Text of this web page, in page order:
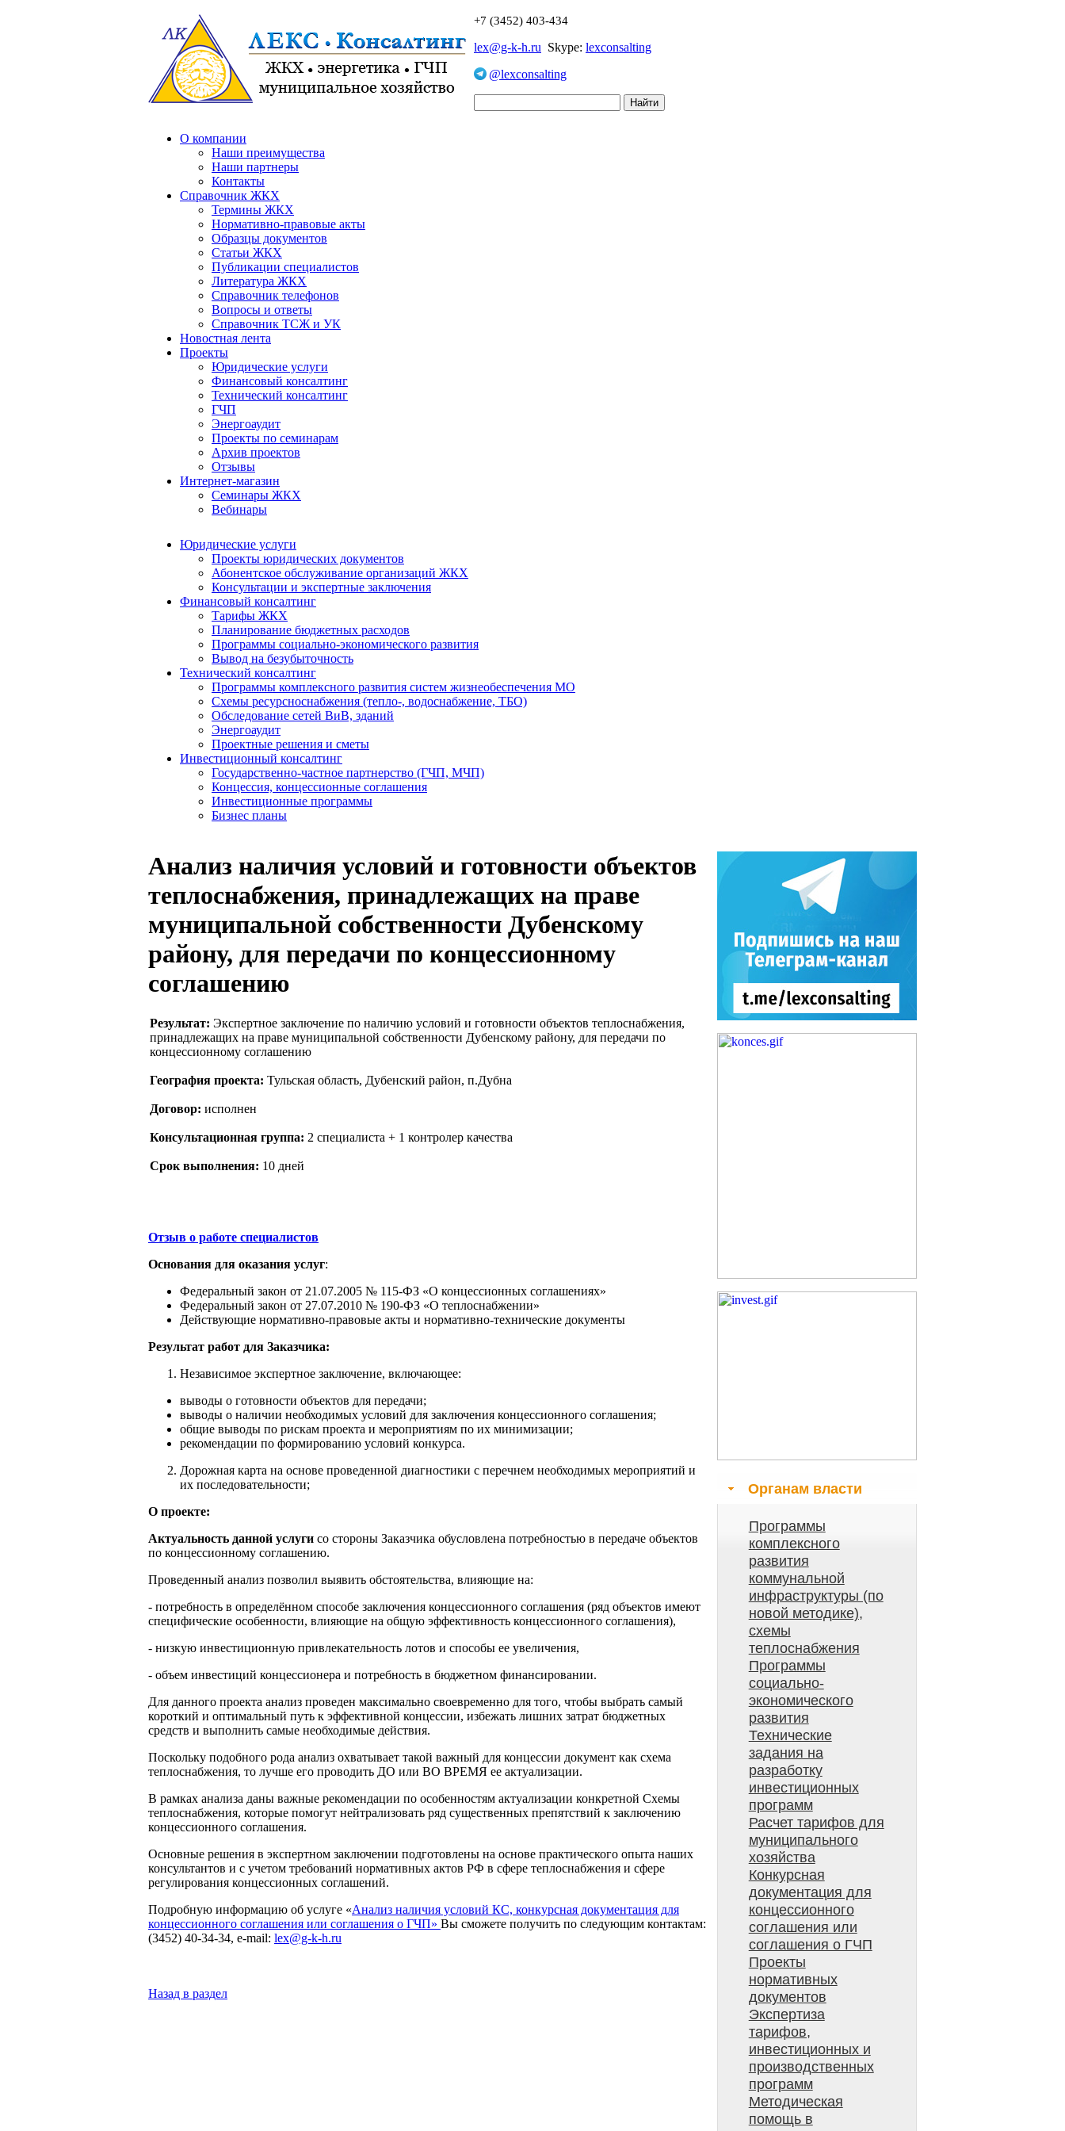
+7 (3452) 403-434
lex@g-k-h.ru Skype: lexconsalting
@lexconsalting
О компании
Наши преимущества
Наши партнеры
Контакты
Справочник ЖКХ
Термины ЖКХ
Нормативно-правовые акты
Образцы документов
Статьи ЖКХ
Публикации специалистов
Литература ЖКХ
Справочник телефонов
Вопросы и ответы
Справочник ТСЖ и УК
Новостная лента
Проекты
Юридические услуги
Финансовый консалтинг
Технический консалтинг
ГЧП
Энергоаудит
Проекты по семинарам
Архив проектов
Отзывы
Интернет-магазин
Семинары ЖКХ
Вебинары
Юридические услуги
Проекты юридических документов
Абонентское обслуживание организаций ЖКХ
Консультации и экспертные заключения
Финансовый консалтинг
Тарифы ЖКХ
Планирование бюджетных расходов
Программы социально-экономического развития
Вывод на безубыточность
Технический консалтинг
Программы комплексного развития систем жизнеобеспечения МО
Схемы ресурсноснабжения (тепло-, водоснабжение, ТБО)
Обследование сетей ВиВ, зданий
Энергоаудит
Проектные решения и сметы
Инвестиционный консалтинг
Государственно-частное партнерство (ГЧП, МЧП)
Концессия, концессионные соглашения
Инвестиционные программы
Бизнес планы
Анализ наличия условий и готовности объектов
теплоснабжения, принадлежащих на праве
муниципальной собственности Дубенскому
району, для передачи по концессионному
соглашению
Результат: Экспертное заключение по наличию условий и готовности объектов теплоснабжения,
принадлежащих на праве муниципальной собственности Дубенскому району, для передачи по
концессионному соглашению
География проекта: Тульская область, Дубенский район, п.Дубна
Договор: исполнен
Консультационная группа: 2 специалиста + 1 контролер качества
Срок выполнения: 10 дней
Отзыв о работе специалистов
Основания для оказания услуг:
Федеральный закон от 21.07.2005 № 115-ФЗ «О концессионных соглашениях»
Федеральный закон от 27.07.2010 № 190-ФЗ «О теплоснабжении»
Действующие нормативно-правовые акты и нормативно-технические документы
Результат работ для Заказчика:
Независимое экспертное заключение, включающее:
выводы о готовности объектов для передачи;
выводы о наличии необходимых условий для заключения концессионного соглашения;
общие выводы по рискам проекта и мероприятиям по их минимизации;
рекомендации по формированию условий конкурса.
Дорожная карта на основе проведенной диагностики с перечнем необходимых мероприятий и
их последовательности;
О проекте:
Актуальность данной услуги со стороны Заказчика обусловлена потребностью в передаче объектов
по концессионному соглашению.
Проведенный анализ позволил выявить обстоятельства, влияющие на:
- потребность в определённом способе заключения концессионного соглашения (ряд объектов имеют
специфические особенности, влияющие на общую эффективность концессионного соглашения),
- низкую инвестиционную привлекательность лотов и способы ее увеличения,
- объем инвестиций концессионера и потребность в бюджетном финансировании.
Для данного проекта анализ проведен максимально своевременно для того, чтобы выбрать самый
короткий и оптимальный путь к эффективной концессии, избежать лишних затрат бюджетных
средств и выполнить самые необходимые действия.
Поскольку подобного рода анализ охватывает такой важный для концессии документ как схема
теплоснабжения, то лучше его проводить ДО или ВО ВРЕМЯ ее актуализации.
В рамках анализа даны важные рекомендации по особенностям актуализации конкретной Схемы
теплоснабжения, которые помогут нейтрализовать ряд существенных препятствий к заключению
концессионного соглашения.
Основные решения в экспертном заключении подготовлены на основе практического опыта наших
консультантов и с учетом требований нормативных актов РФ в сфере теплоснабжения и сфере
регулирования концессионных соглашений.
Подробную информацию об услуге «Анализ наличия условий КС, конкурсная документация для
концессионного соглашения или соглашения о ГЧП» Вы сможете получить по следующим контактам:
(3452) 40-34-34, e-mail: lex@g-k-h.ru
Назад в раздел
Органам власти
Программы
комплексного
развития
коммунальной
инфраструктуры (по
новой методике),
схемы
теплоснабжения
Программы
социально-
экономического
развития
Технические
задания на
разработку
инвестиционных
программ
Расчет тарифов для
муниципального
хозяйства
Конкурсная
документация для
концессионного
соглашения или
соглашения о ГЧП
Проекты
нормативных
документов
Экспертиза
тарифов,
инвестиционных и
производственных
программ
Методическая
помощь в